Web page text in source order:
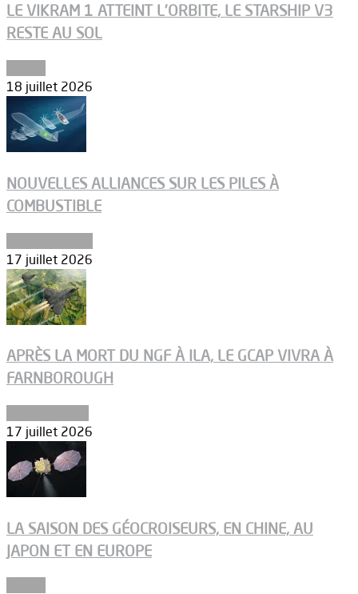
LE VIKRAM 1 ATTEINT L’ORBITE, LE STARSHIP V3
RESTE AU SOL
18 juillet 2026
NOUVELLES ALLIANCES SUR LES PILES À
COMBUSTIBLE
17 juillet 2026
APRÈS LA MORT DU NGF À ILA, LE GCAP VIVRA À
FARNBOROUGH
17 juillet 2026
LA SAISON DES GÉOCROISEURS, EN CHINE, AU
JAPON ET EN EUROPE